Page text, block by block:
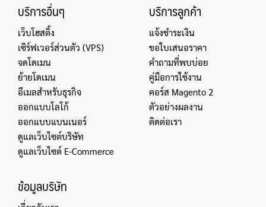
บริการอื่นๆ
เว็บโฮสติ้ง
เซิร์ฟเวอร์ส่วนตัว (VPS)
จดโดเมน
ย้ายโดเมน
อีเมลสำหรับธุรกิจ
ออกแบบโลโก้
ออกแบบแบนเนอร์
ดูแลเว็บไซต์บริษัท
ดูแลเว็บไซต์ E-Commerce
บริการลูกค้า
แจ้งชำระเงิน
ขอใบเสนอราคา
คำถามที่พบบ่อย
คู่มือการใช้งาน
คอร์ส Magento 2
ตัวอย่างผลงาน
ติดต่อเรา
ข้อมูลบริษัท